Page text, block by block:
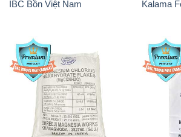
IBC Bồn Việt Nam Kalama